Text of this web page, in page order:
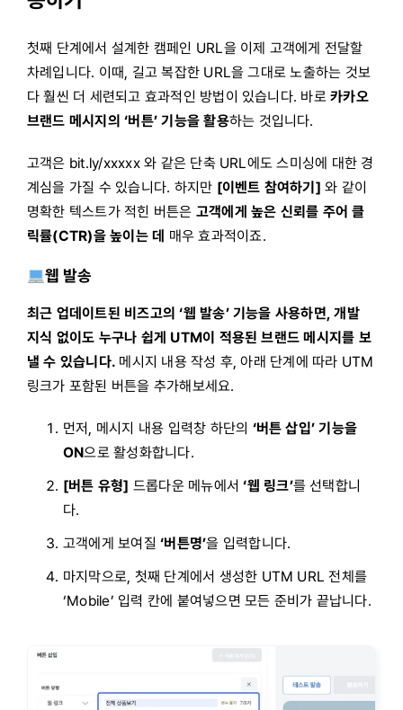
첫째 단계에서 설계한 캠페인 URL을 이제 고객에게 전달할
차례입니다. 이때, 길고 복잡한 URL을 그대로 노출하는 것보
다 훨씬 더 세련되고 효과적인 방법이 있습니다. 바로카카오
브랜드 메시지의 ‘버튼’ 기능을 활용하는 것입니다.
고객은 bit.ly/xxxxx와 같은 단축 URL에도 스미싱에 대한 경
계심을 가질 수 있습니다. 하지만 [이벤트 참여하기] 와 같이
명확한 텍스트가 적힌 버튼은 고객에게 높은 신뢰를 주어 클
릭률(CTR)을 높이는 데
매우 효과적이죠.
웹 발송
최근 업데이트된 비즈고의 ‘웹 발송’ 기능을 사용하면, 개발
지식 없이도 누구나 쉽게 UTM이 적용된 브랜드 메시지를 보
낼 수 있습니다. 메시지 내용 작성 후, 아래 단계에 따라 UTM
링크가 포함된 버튼을 추가해보세요.
먼저, 메시지 내용 입력창 하단의 ‘버튼 삽입’ 기능을
ON으로 활성화합니다.
[버튼 유형] 드롭다운 메뉴에서 ‘웹 링크’를 선택합니
다.
고객에게 보여질‘버튼명’을 입력합니다.
마지막으로, 첫째 단계에서 생성한 UTM URL 전체를
‘Mobile’ 입력 칸에 붙여넣으면 모든 준비가 끝납니다.